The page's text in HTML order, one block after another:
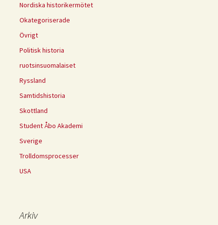
Nordiska historikermötet
Okategoriserade
Övrigt
Politisk historia
ruotsinsuomalaiset
Ryssland
Samtidshistoria
Skottland
Student Åbo Akademi
Sverige
Trolldomsprocesser
USA
Arkiv